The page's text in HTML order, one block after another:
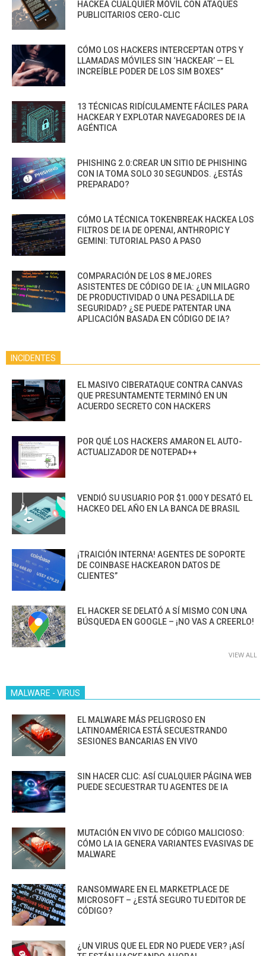
HACKEA CUALQUIER MÓVIL CON ATAQUES
PUBLICITARIOS CERO-CLIC
CÓMO LOS HACKERS INTERCEPTAN OTPS Y
LLAMADAS MÓVILES SIN ‘HACKEAR’ — EL
INCREÍBLE PODER DE LOS SIM BOXES”
13 TÉCNICAS RIDÍCULAMENTE FÁCILES PARA
HACKEAR Y EXPLOTAR NAVEGADORES DE IA
AGÉNTICA
PHISHING 2.0:CREAR UN SITIO DE PHISHING
CON IA TOMA SOLO 30 SEGUNDOS. ¿ESTÁS
PREPARADO?
CÓMO LA TÉCNICA TOKENBREAK HACKEA LOS
FILTROS DE IA DE OPENAI, ANTHROPIC Y
GEMINI: TUTORIAL PASO A PASO
COMPARACIÓN DE LOS 8 MEJORES
ASISTENTES DE CÓDIGO DE IA: ¿UN MILAGRO
DE PRODUCTIVIDAD O UNA PESADILLA DE
SEGURIDAD? ¿SE PUEDE PATENTAR UNA
APLICACIÓN BASADA EN CÓDIGO DE IA?
INCIDENTES
EL MASIVO CIBERATAQUE CONTRA CANVAS
QUE PRESUNTAMENTE TERMINÓ EN UN
ACUERDO SECRETO CON HACKERS
POR QUÉ LOS HACKERS AMARON EL AUTO-
ACTUALIZADOR DE NOTEPAD++
VENDIÓ SU USUARIO POR $1.000 Y DESATÓ EL
HACKEO DEL AÑO EN LA BANCA DE BRASIL
¡TRAICIÓN INTERNA! AGENTES DE SOPORTE
DE COINBASE HACKEARON DATOS DE
CLIENTES”
EL HACKER SE DELATÓ A SÍ MISMO CON UNA
BÚSQUEDA EN GOOGLE – ¡NO VAS A CREERLO!
VIEW ALL
MALWARE - VIRUS
EL MALWARE MÁS PELIGROSO EN
LATINOAMÉRICA ESTÁ SECUESTRANDO
SESIONES BANCARIAS EN VIVO
SIN HACER CLIC: ASÍ CUALQUIER PÁGINA WEB
PUEDE SECUESTRAR TU AGENTES DE IA
MUTACIÓN EN VIVO DE CÓDIGO MALICIOSO:
CÓMO LA IA GENERA VARIANTES EVASIVAS DE
MALWARE
RANSOMWARE EN EL MARKETPLACE DE
MICROSOFT – ¿ESTÁ SEGURO TU EDITOR DE
CÓDIGO?
¿UN VIRUS QUE EL EDR NO PUEDE VER? ¡ASÍ